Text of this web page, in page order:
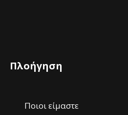
Πλοήγηση
Ποιοι είμαστε